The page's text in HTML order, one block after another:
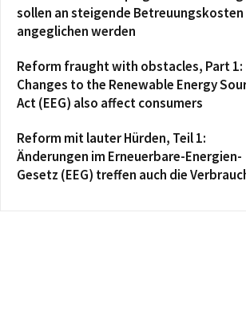
sollen an steigende Betreuungskosten
angeglichen werden
Reform fraught with obstacles, Part 1:
Changes to the Renewable Energy
Act (EEG) also affect consumers
Reform mit lauter Hürden, Teil 1:
Änderungen im Erneuerbare-Energien-
Gesetz (EEG) treffen auch die